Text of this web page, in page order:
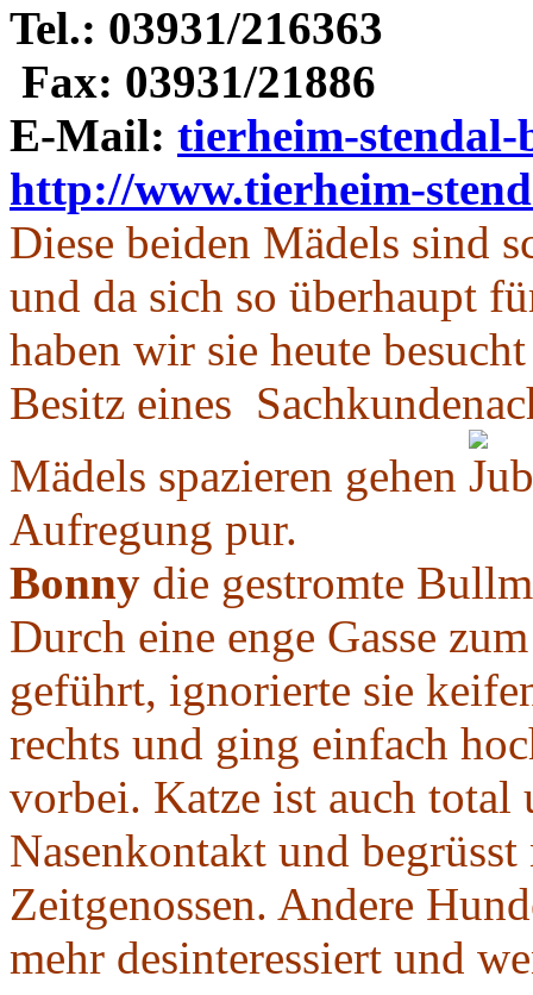
Tel.: 03931/216363
Fax: 03931/21886
E-Mail: tierheim-stendal-
http://www.tierheim-
Diese beiden Mädels sind
und da sich so überhaupt
haben wir sie heute
Besitz eines
Mädels spazieren gehen
Aufregung pur.
Bonny die gestromte
Durch eine enge Gasse
geführt, ignorierte sie
rechts und ging einfach
vorbei. Katze ist auch total
Nasenkontakt und
Zeitgenossen. Andere
mehr desinteressiert und